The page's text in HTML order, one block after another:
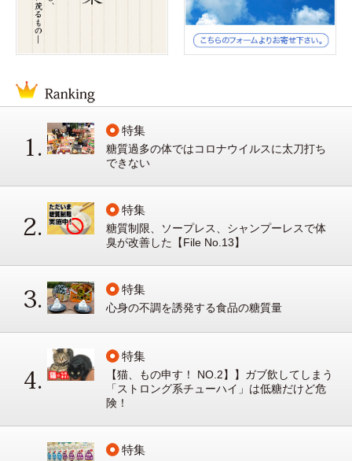
特集
糖質過多の体ではコロナウイルスに太刀打ち
できない
特集
糖質制限、ソープレス、シャンプーレスで体
臭が改善した【File No.13】
特集
心身の不調を誘発する食品の糖質量
特集
【猫、もの申す！ NO.2】】ガブ飲してしまう
「ストロング系チューハイ」は低糖だけど危
険！
特集